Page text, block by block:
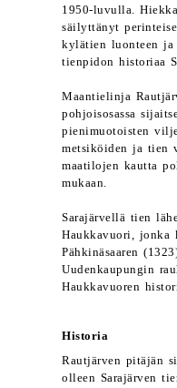
1950-luvulla.
säilyttänyt
kylätien luonteen ja
tienpidon historiaa
Maantielinja
pohjoisosassa
pienimuotoisten
metsiköiden ja tien
maatilojen kautta
mukaan.
Sarajärvellä tien
Haukkavuori, jonka
Pähkinäsaaren
Uudenkaupungin
Haukkavuoren
Historia
Rautjärven pitäjän
olleen Sarajärven